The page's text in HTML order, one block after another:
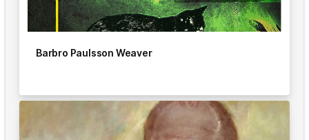
Barbro Paulsson Weaver